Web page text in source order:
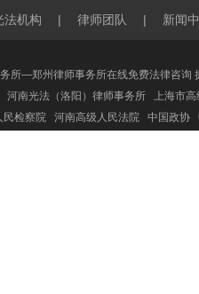
法机构 | 律师团队 | 新闻
所—郑州律师事务所在线免费法律咨询
河南光法（洛阳）律师事务所
上海市高
民检察院
河南高级人民法院 中国政协